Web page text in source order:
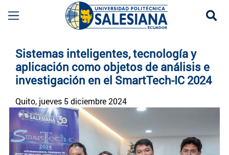
Sistemas inteligentes, tecnología y
aplicación como objetos de análisis e
investigación en el SmartTech-IC 2024
Quito, jueves 5 diciembre 2024